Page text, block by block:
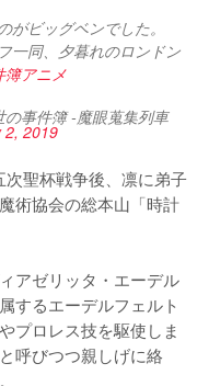
ビッグベンでした。
一同、夕暮れのロンドン
簿アニメ
事件簿 -魔眼蒐集列車
2, 2019
次聖杯戦争後、凛に弟子
術協会の総本山「時計
アゼリッタ・エーデル
するエーデルフェルト
プロレス技を駆使しま
呼びつつ親しげに絡